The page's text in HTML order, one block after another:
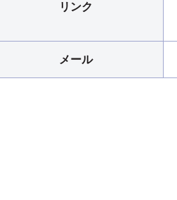
リンク
メール